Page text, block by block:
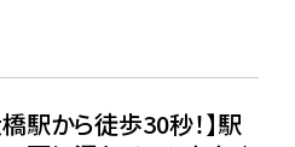
駅から徒歩30秒！】駅